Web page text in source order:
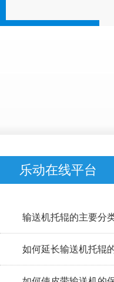
乐动在线平台
输送机托辊的主要分
如何延长输送机托辊